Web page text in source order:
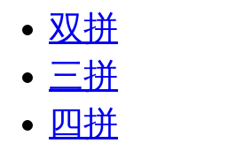
双拼
三拼
四拼